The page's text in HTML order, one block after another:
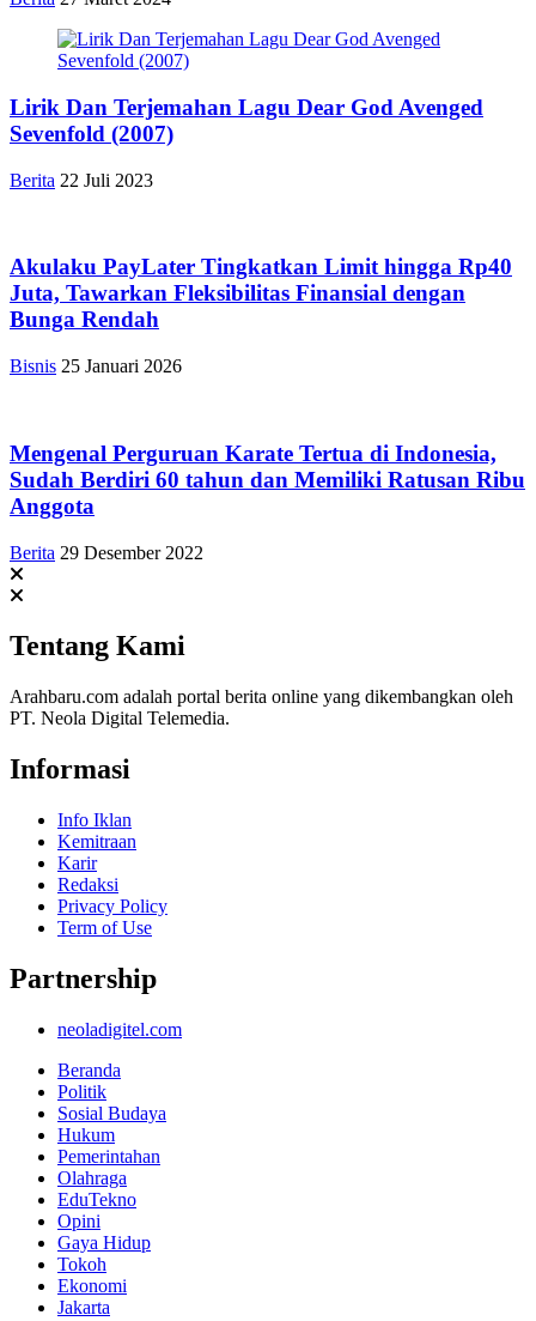
Lirik Dan Terjemahan Lagu Dear God Avenged
Sevenfold (2007)
Berita 22 Juli 2023
Akulaku PayLater Tingkatkan Limit hingga Rp40
Juta, Tawarkan Fleksibilitas Finansial dengan
Bunga Rendah
Bisnis 25 Januari 2026
Mengenal Perguruan Karate Tertua di Indonesia,
Sudah Berdiri 60 tahun dan Memiliki Ratusan Ribu
Anggota
Berita 29 Desember 2022
Tentang Kami
Arahbaru.com adalah portal berita online yang dikembangkan oleh
PT. Neola Digital Telemedia.
Informasi
Info Iklan
Kemitraan
Karir
Redaksi
Privacy Policy
Term of Use
Partnership
neoladigitel.com
Beranda
Politik
Sosial Budaya
Hukum
Pemerintahan
Olahraga
EduTekno
Opini
Gaya Hidup
Tokoh
Ekonomi
Jakarta